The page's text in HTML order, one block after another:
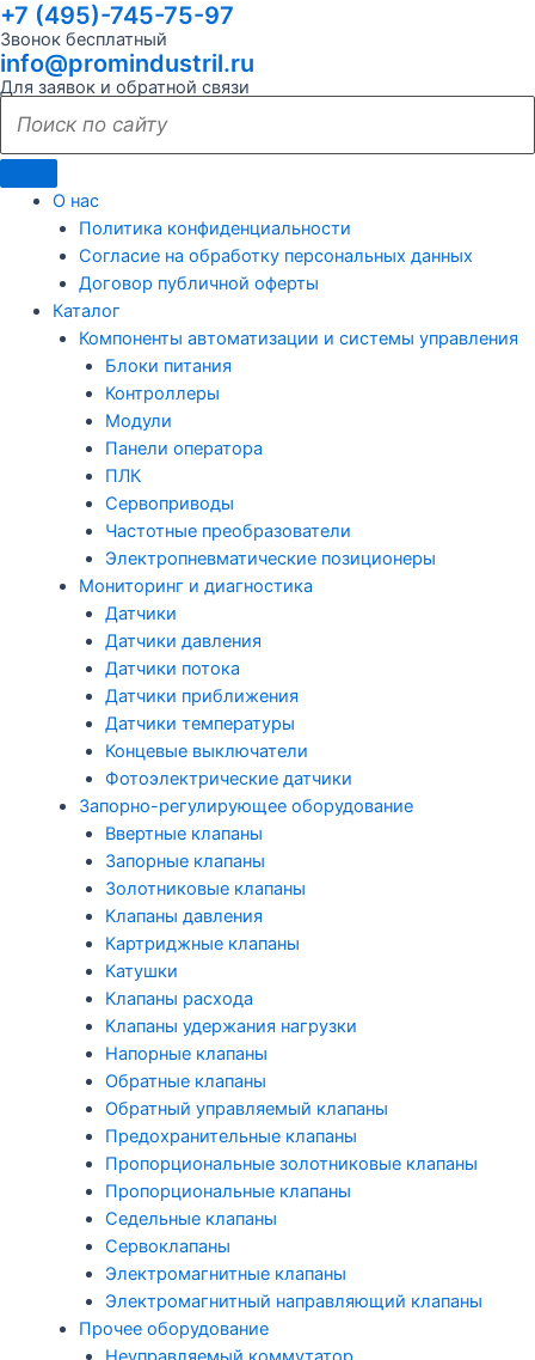
+7 (495)-745-75-97
Звонок бесплатный
info@promindustril.ru
Для заявок и обратной связи
О нас
Политика конфиденциальности
Согласие на обработку персональных данных
Договор публичной оферты
Каталог
Компоненты автоматизации и системы управления
Блоки питания
Контроллеры
Модули
Панели оператора
ПЛК
Сервоприводы
Частотные преобразователи
Электропневматические позиционеры
Мониторинг и диагностика
Датчики
Датчики давления
Датчики потока
Датчики приближения
Датчики температуры
Концевые выключатели
Фотоэлектрические датчики
Запорно-регулирующее оборудование
Ввертные клапаны
Запорные клапаны
Золотниковые клапаны
Клапаны давления
Картриджные клапаны
Катушки
Клапаны расхода
Клапаны удержания нагрузки
Напорные клапаны
Обратные клапаны
Обратный управляемый клапаны
Предохранительные клапаны
Пропорциональные золотниковые клапаны
Пропорциональные клапаны
Седельные клапаны
Сервоклапаны
Электромагнитные клапаны
Электромагнитный направляющий клапаны
Прочее оборудование